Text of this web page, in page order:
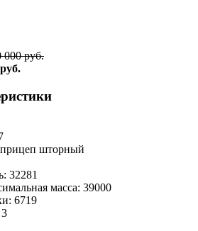
000 руб.
шторный
32281
масса: 39000
6719